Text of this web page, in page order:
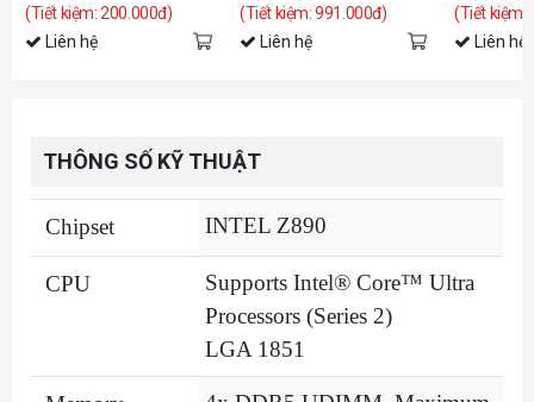
(Tiết kiệm: 200.000đ)
Liên hệ
(Tiết kiệm: 991.000đ)
Liên hệ
(Tiết kiệm:
Liên hệ
THÔNG SỐ KỸ THUẬT
Chipset INTEL Z890
CPU
Supports Intel® Core™ Ultra
Processors (Series 2)
LGA 1851